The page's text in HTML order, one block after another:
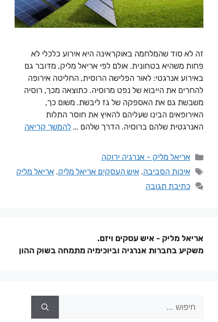
זה לא סוד שהמלחמה באוקראינה היא אירוע כלכלי לא
פחות משהיא בטחונית. אולם לפי אריאל מליק, מדובר גם
באירוע אנרגטי: לאור הפלישה הרוסית, החליטה אירופה
להחרים את הייבוא של נפט מרוסיה. כתוצאה מכך, רוסיה
משבשת גם את האספקה של גז ליבשת. משום כך,
האירופאים הבינו שעליהם להאיץ את חוסר התלות
האנרגטית שלהם ברוסיה. הדרך שלהם … להמשך קריאה
אריאל מליק - אנרגיה ירוקה
איכות הסביבה,איש העסקים אריאל מליק,אריאל מליק
כתיבת תגובה
אריאל מליק - איש עסקים ויזם.
משקיע בחברות אנרגיה וביוכימיה מתמחה בשוק ההון